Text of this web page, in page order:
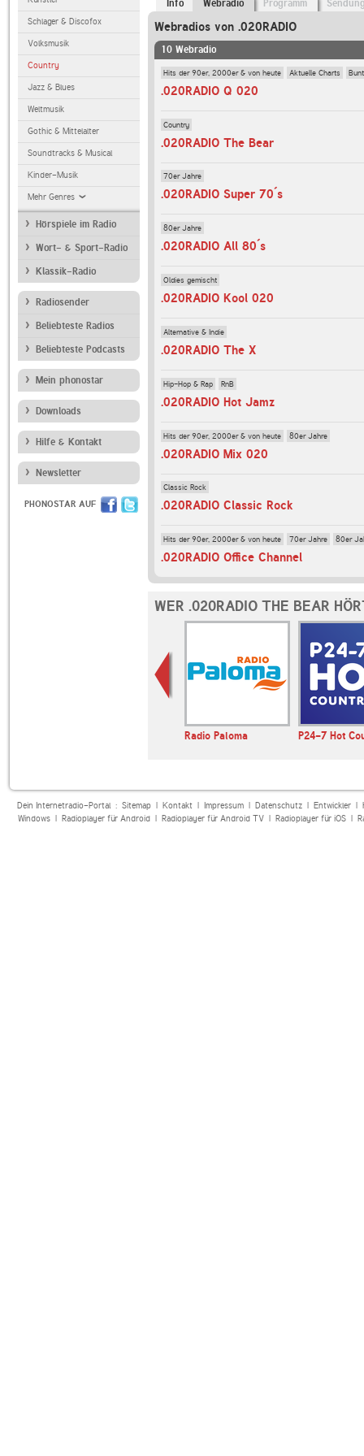
Schlager & Discofox
Volksmusik
Country
Jazz & Blues
Weltmusik
Gothic & Mittelalter
Soundtracks & Musical
Kinder-Musik
Mehr Genres
Hörspiele im Radio
Wort- & Sport-Radio
Klassik-Radio
Radiosender
Beliebteste Radios
Beliebteste Podcasts
Mein phonostar
Downloads
Hilfe & Kontakt
Newsletter
PHONOSTAR AUF
Info Webradio Programm
Webradios von .020RADIO
10 Webradio
Hits der 90er, 2000er & von heute Aktuelle Charts
.020RADIO Q 020
Country
.020RADIO The Bear
70er Jahre
.020RADIO Super 70´s
80er Jahre
.020RADIO All 80´s
Oldies gemischt
.020RADIO Kool 020
Alternative & Indie
.020RADIO The X
Hip-Hop & Rap RnB
.020RADIO Hot Jamz
Hits der 90er, 2000er & von heute 80er Jahre
.020RADIO Mix 020
Classic Rock
.020RADIO Classic Rock
Hits der 90er, 2000er & von heute 70er Jahre 80er
.020RADIO Office Channel
WER .020RADIO THE BEAR
Radio Paloma P24-7 Hot
Dein Internetradio-Portal : Sitemap| Kontakt| Impressum| Datenschutz| Entwickler|
Windows| Radioplayer für Android| Radioplayer für Android TV| Radioplayer für iOS|